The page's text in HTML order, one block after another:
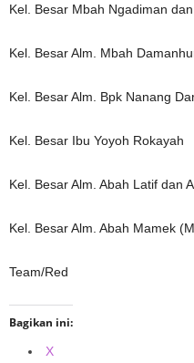
Kel. Besar Mbah Ngadiman
Kel. Besar Alm. Mbah
Kel. Besar Alm. Bpk Nanang
Kel. Besar Ibu Yoyoh Rokayah
Kel. Besar Alm. Abah Latif dan
Kel. Besar Alm. Abah Mamek
Team/Red
Bagikan ini:
X